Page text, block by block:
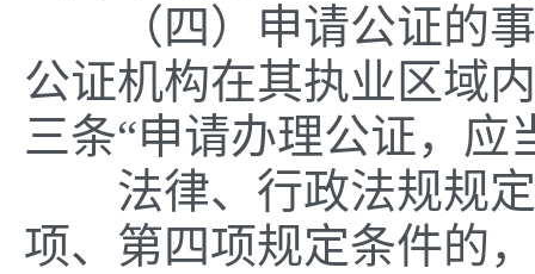
（四）申请公证的事
公证机构在其执业区域
三条“申请办理公证，应
法律、行政法规规定
项、第四项规定条件的